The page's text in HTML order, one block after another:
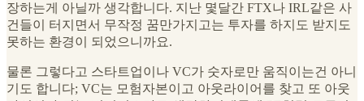
장하는게 아닐까 생각합니다. 지난 몇달간 FTX나 IRL같은 사
건들이 터지면서 무작정 꿈만가지고는 투자를 하지도 받지도
못하는 환경이 되었으니까요.
물론 그렇다고 스타트업이나 VC가 숫자로만 움직이는건 아니
기도 합니다; VC는 모험자본이고 아웃라이어를 찾고 또 아웃